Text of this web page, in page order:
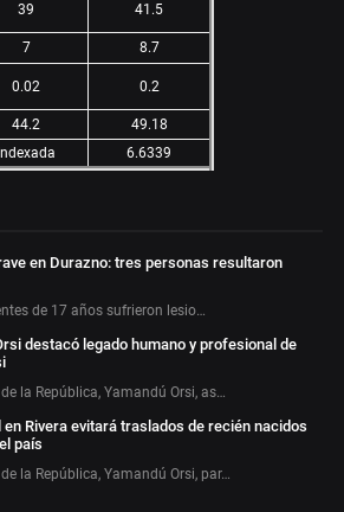
39 41.5
7 8.7
0.02 0.2
44.2
49.18
Indexada 6.6339
en Durazno: tres personas resultaron
de 17 años sufrieron lesio…
destacó legado humano y profesional de
la República, Yamandú Orsi, as…
en Rivera evitará traslados de recién nacidos
país
la República, Yamandú Orsi, par…